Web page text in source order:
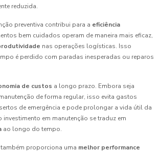
reduzida.
preventiva contribui para a eficiência
bem cuidados operam de maneira mais eficaz,
nas operações logísticas. Isso
é perdido com paradas inesperadas ou reparos
de custos a longo prazo. Embora seja
de forma regular, isso evita gastos
de emergência e pode prolongar a vida útil da
em manutenção se traduz em
ao longo do tempo.
proporciona uma melhor performance